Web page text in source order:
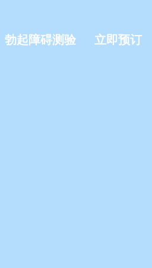
勃起障碍测验 立即预订